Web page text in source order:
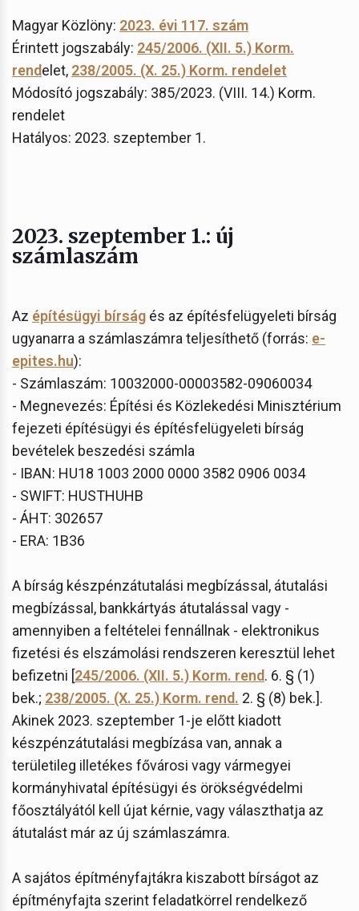
Magyar Közlöny: 2023. évi 117. szám
Érintett jogszabály: 245/2006. (XII. 5.) Korm.
rendelet, 238/2005. (X. 25.) Korm. rendelet
Módosító jogszabály: 385/2023. (VIII. 14.) Korm.
rendelet
Hatályos: 2023. szeptember 1.
2023. szeptember 1.: új
számlaszám
Az építésügyi bírság és az építésfelügyeleti bírság
ugyanarra a számlaszámra teljesíthető (forrás: e-
epites.hu):
- Számlaszám: 10032000-00003582-09060034
- Megnevezés: Építési és Közlekedési Minisztérium
fejezeti építésügyi és építésfelügyeleti bírság
bevételek beszedési számla
- IBAN: HU18 1003 2000 0000 3582 0906 0034
- SWIFT: HUSTHUHB
- ÁHT: 302657
- ERA: 1B36
A bírság készpénzátutalási megbízással, átutalási
megbízással, bankkártyás átutalással vagy -
amennyiben a feltételei fennállnak - elektronikus
fizetési és elszámolási rendszeren keresztül lehet
befizetni [245/2006. (XII. 5.) Korm. rend. 6. § (1)
bek.; 238/2005. (X. 25.) Korm. rend. 2. § (8) bek.].
Akinek 2023. szeptember 1-je előtt kiadott
készpénzátutalási megbízása van, annak a
területileg illetékes fővárosi vagy vármegyei
kormányhivatal építésügyi és örökségvédelmi
főosztályától kell újat kérnie, vagy választhatja az
átutalást már az új számlaszámra.
A sajátos építményfajtákra kiszabott bírságot az
építményfajta szerint feladatkörrel rendelkező